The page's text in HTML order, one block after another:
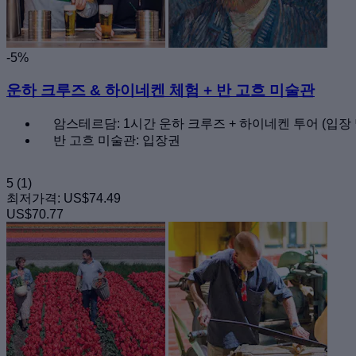
-5%
운하 크루즈 & 하이네켄 체험 + 반 고흐 미술관
암스테르담: 1시간 운하 크루즈 + 하이네켄 투어 (입장
반 고흐 미술관: 입장권
5 (1)
최저가격: US$74.49
US$70.77